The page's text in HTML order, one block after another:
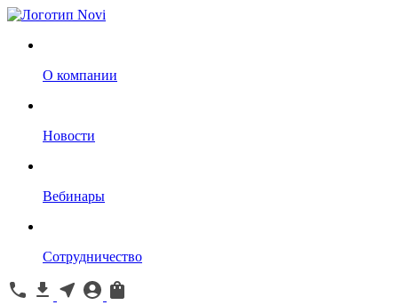
О компании
Новости
Вебинары
Сотрудничество